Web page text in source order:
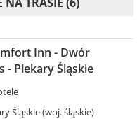
Inn - Dwór
- Piekary Śląskie
Śląskie (woj. śląskie)